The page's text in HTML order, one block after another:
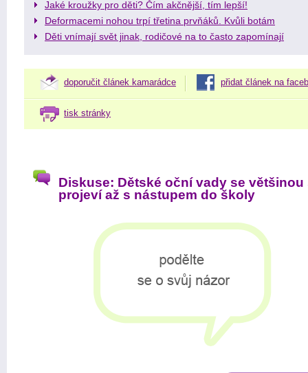
Jaké kroužky pro děti? Čím akčnější, tím lepší!
Deformacemi nohou trpí třetina prvňáků. Kvůli botám
Děti vnímají svět jinak, rodičové na to často zapomínají
doporučit článek kamarádce přidat článek na
tisk stránky
Diskuse: Dětské oční vady se většinou
projeví až s nástupem do školy